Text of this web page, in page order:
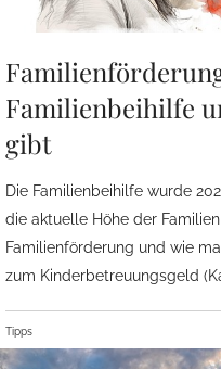
Familienbeihilfe
gibt
Die Familienbeihilfe wurde
die aktuelle Höhe der
Familienförderung und wie
zum Kinderbetreuungsgeld
Tipps